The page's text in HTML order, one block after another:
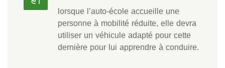
lorsque l’auto-école accueille une
personne à mobilité réduite, elle devra
utiliser un véhicule adapté pour cette
dernière pour lui apprendre à conduire.